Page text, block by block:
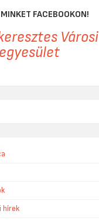
FACEBOOKON!
Városi
hírek